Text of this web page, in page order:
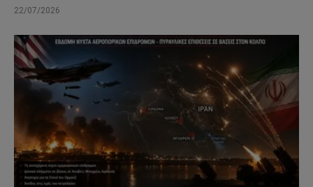
22/07/2026